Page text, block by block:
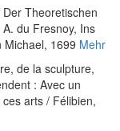
Theoretischen
du Fresnoy, Ins
Michael, 1699 Mehr
de la sculpture,
: Avec un
arts / Félibien,